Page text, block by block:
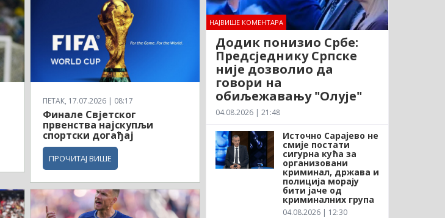
ПЕТАК, 17.07.2026 | 08:17
Финале Свјетског
првенства најскупљи
спортски догађај
ПРОЧИТАЈ ВИШЕ
НАЈВИШЕ КОМЕНТАРА
Додик понизио Србе:
Предсједнику Српске
није дозволио да
говори на
обиљежавању "Олује"
04.08.2026 | 21:48
Источно Сарајево не
смије постати
сигурна кућа за
организовани
криминал, држава и
полиција морају
бити јаче од
криминалних група
04.08.2026 | 12:30